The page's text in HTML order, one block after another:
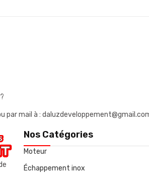
par mail à :
Nos Catégories
Moteur
Échappement inox